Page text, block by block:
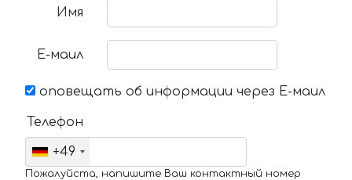
Имя
Е-маил
оповещать об информации через Е-маил
Телефон
+49
Пожалуйста, напишите Ваш контактный номер